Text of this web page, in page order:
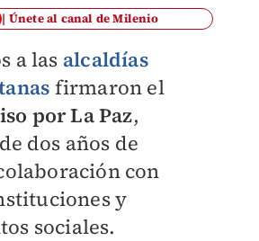
Únete al canal de Milenio
a las alcaldías
firmaron el
por La Paz,
dos años de
con
y
sociales.